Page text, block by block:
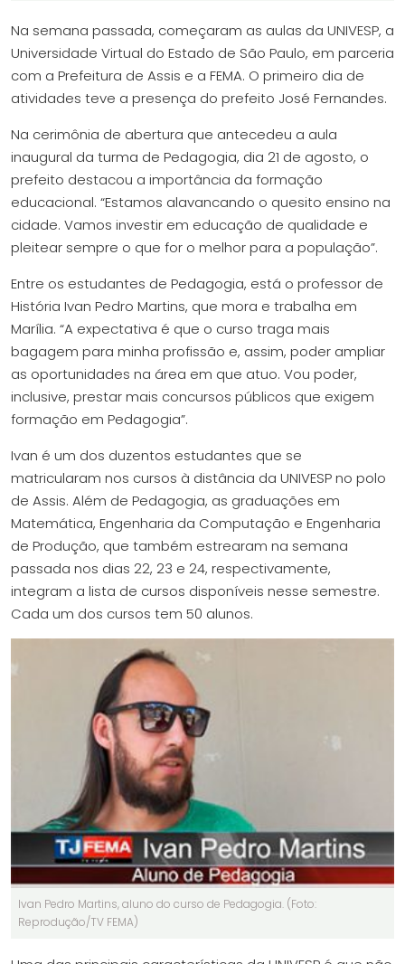
Na semana passada, começaram as aulas da UNIVESP, a
Universidade Virtual do Estado de São Paulo, em parceria
com a Prefeitura de Assis e a FEMA. O primeiro dia de
atividades teve a presença do prefeito José Fernandes.
Na cerimônia de abertura que antecedeu a aula
inaugural da turma de Pedagogia, dia 21 de agosto, o
prefeito destacou a importância da formação
educacional. “Estamos alavancando o quesito ensino na
cidade. Vamos investir em educação de qualidade e
pleitear sempre o que for o melhor para a população”.
Entre os estudantes de Pedagogia, está o professor de
História Ivan Pedro Martins, que mora e trabalha em
Marília. “A expectativa é que o curso traga mais
bagagem para minha profissão e, assim, poder ampliar
as oportunidades na área em que atuo. Vou poder,
inclusive, prestar mais concursos públicos que exigem
formação em Pedagogia”.
Ivan é um dos duzentos estudantes que se
matricularam nos cursos à distância da UNIVESP no polo
de Assis. Além de Pedagogia, as graduações em
Matemática, Engenharia da Computação e Engenharia
de Produção, que também estrearam na semana
passada nos dias 22, 23 e 24, respectivamente,
integram a lista de cursos disponíveis nesse semestre.
Cada um dos cursos tem 50 alunos.
Ivan Pedro Martins, aluno do curso de Pedagogia. (Foto:
Reprodução/TV FEMA)